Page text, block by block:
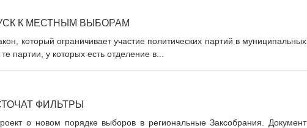
К МЕСТНЫМ ВЫБОРАМ
который ограничивает участие политических партий в муниципальных
партии, у которых есть отделение в...
ФИЛЬТРЫ
о новом порядке выборов в региональные Заксобрания. Документ